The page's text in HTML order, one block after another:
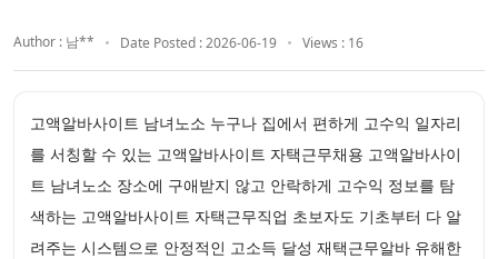
Author : 남** Date Posted : 2026-06-19 Views : 16
고액알바사이트 남녀노소 누구나 집에서 편하게 고수익 일자리
를 서칭할 수 있는 고액알바사이트 자택근무채용 고액알바사이
트 남녀노소 장소에 구애받지 않고 안락하게 고수익 정보를 탐
색하는 고액알바사이트 자택근무직업 초보자도 기초부터 다 알
려주는 시스템으로 안정적인 고소득 달성 재택근무알바 유해한